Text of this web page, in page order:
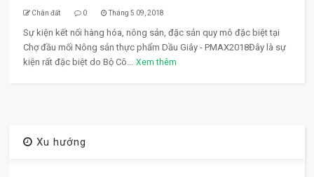
Chân đất 0 Tháng 5 09, 2018
Sự kiện kết nối hàng hóa, nông sản, đặc sản quy mô đặc biệt tại
Chợ đầu mối Nông sản thực phẩm Dầu Giây - PMAX2018Đây là sự
kiện rất đặc biệt do Bộ Cô... Xem thêm
Xu hướng